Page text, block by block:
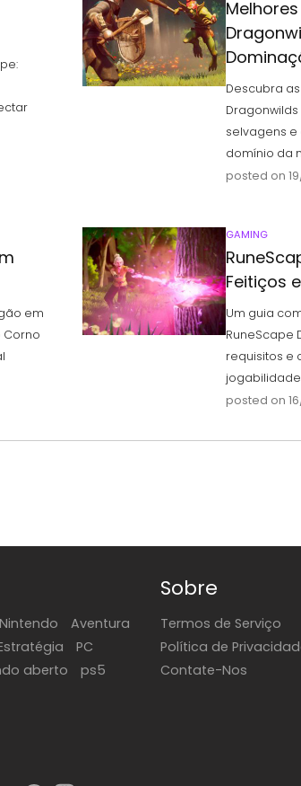
Descubra
selvagens
domínio da
posted on
em
Corno
GAMING
Feitiços
Um guia
RuneScape
requisitos e
posted on
Nintendo
Aventura
PC
aberto
ps5
Sobre
Termos de Serviço
Política de
Contate-Nos